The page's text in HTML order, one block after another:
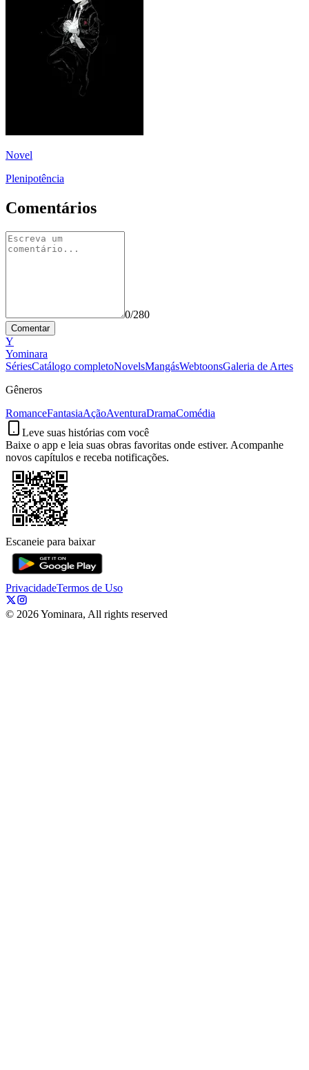
Novel
Plenipotência
Comentários
0/280
Comentar
Y
Yominara
SériesCatálogo completoNovelsMangásWebtoonsGaleria de Artes
Gêneros
RomanceFantasiaAçãoAventuraDramaComédia
Leve suas histórias com você
Baixe o app e leia suas obras favoritas onde estiver. Acompanhe
novos capítulos e receba notificações.
Escaneie para baixar
PrivacidadeTermos de Uso
© 2026Yominara, All rights reserved